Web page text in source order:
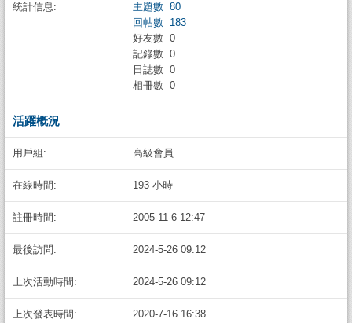
統計信息:
主題數 80
回帖數 183
好友數 0
記錄數 0
日誌數 0
相冊數 0
活躍概況
用戶組: 高級會員
在線時間: 193 小時
註冊時間: 2005-11-6 12:47
最後訪問: 2024-5-26 09:12
上次活動時間: 2024-5-26 09:12
上次發表時間: 2020-7-16 16:38